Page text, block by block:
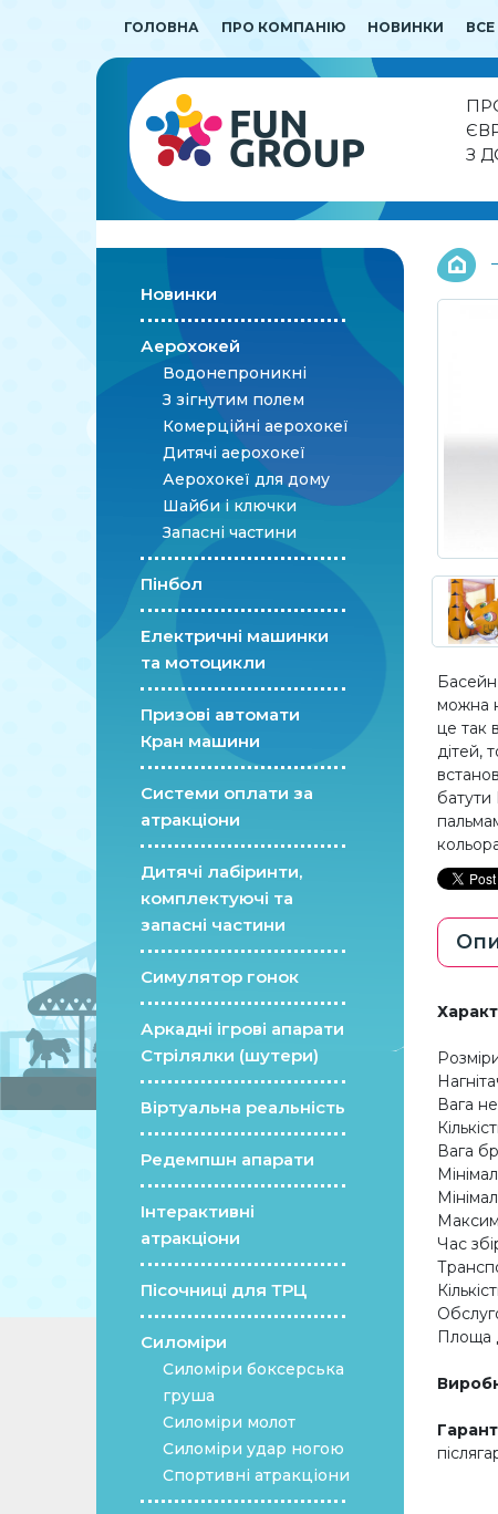
ГОЛОВНА ПРО КОМПАНІЮ НОВИНКИ
З
Новинки
Аерохокей
Водонепроникні
З зігнутим полем
Комерційні аерохокеї
Дитячі аерохокеї
Аерохокеї для дому
Шайби і ключки
Запасні частини
Пінбол
Електричні машинки
та мотоцикли
Призові автомати
Кран машини
Системи оплати за
атракціони
Дитячі лабіринти,
комплектуючі та
запасні частини
Симулятор гонок
Аркадні ігрові апарати
Стрілялки (шутери)
Віртуальна реальність
Редемпшн апарати
Інтерактивні
атракціони
Пісочниці для ТРЦ
Силоміри
Силоміри боксерська
груша
Силоміри молот
Силоміри удар ногою
Спортивні атракціони
можна
це так
дітей,
батути
Вага
Вага
Час
Площа